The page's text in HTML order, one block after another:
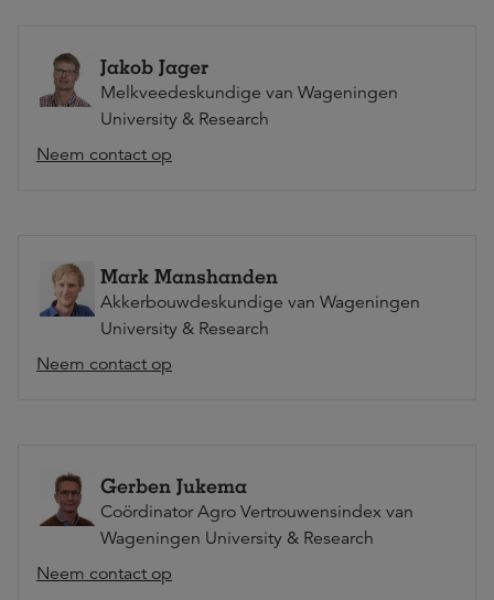
Jakob Jager
Melkveedeskundige van Wageningen
University & Research
Neem contact op
Mark Manshanden
Akkerbouwdeskundige van Wageningen
University & Research
Neem contact op
Gerben Jukema
Coördinator Agro Vertrouwensindex van
Wageningen University & Research
Neem contact op